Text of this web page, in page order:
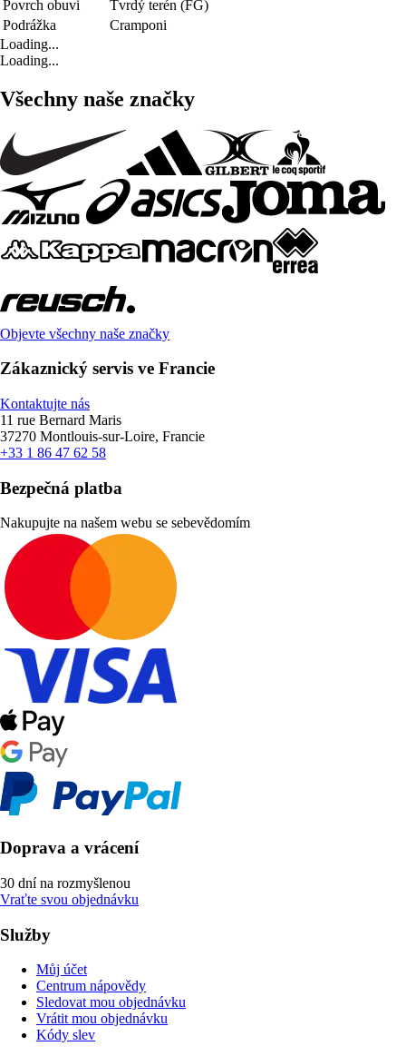
Povrch obuvi
Tvrdý terén (FG)
Podrážka
Cramponi
Loading...
Loading...
Všechny naše značky
Objevte všechny naše značky
Zákaznický servis ve Francie
Kontaktujte nás
11 rue Bernard Maris
37270 Montlouis-sur-Loire, Francie
+33 1 86 47 62 58
Bezpečná platba
Nakupujte na našem webu se sebevědomím
Doprava a vrácení
30 dní na rozmyšlenou
Vraťte svou objednávku
Služby
Můj účet
Centrum nápovědy
Sledovat mou objednávku
Vrátit mou objednávku
Kódy slev